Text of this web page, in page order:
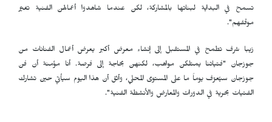
تسمح في البداية لبناتها بالمشاركة، لكن عندما شاهدوا أعمالهن الفنية تغيّر
موقفهم".
زيبا شرف تطمح في المستقبل إلى إنشاء معرض أكبر يعرض أعمال الفنانات من
جوزجان "فتياتنا يمتلكن مواهب، لكنهن بحاجة إلى فرصة. أنا مؤمنة أن فن
جوزجان سيُعرّف يوماً ما على المستوى المحلي، وأثق أن هذا اليوم سيأتي حين تشارك
الفتيات بحرية في الدورات والمعارض والأنشطة الفنية".